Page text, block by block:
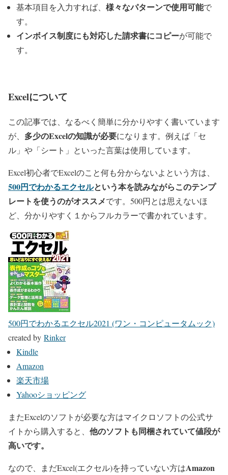
基本項目を入力すれば、 様々なパターンで使用可能で
す。
インボイス制度にも対応した請求書にコピーが可能で
す。
Excelについて
この記事では、なるべく簡単に分かりやすく書いています
が、 多少のExcelの知識が必要になります。例えば「セ
ル」や「シート」といった言葉は使用しています。
Excel初心者でExcelのこと何も分からないよという方は、
500円でわかるエクセルという本を読みながらこのテンプ
レートを使うのがオススメです。500円とは思えないほ
ど、分かりやすく１からフルカラーで書かれています。
500円でわかるエクセル2021 (ワン・コンピュータムック)
created by Rinker
Kindle
Amazon
楽天市場
Yahooショッピング
またExcelのソフトが必要な方はマイクロソフトの公式サ
イトから購入すると、 他のソフトも同梱されていて値段が
高いです。
なので、まだExcel(エクセル)を持っていない方はAmazon